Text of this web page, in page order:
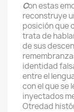
Con estas
reconstruye
posición que
trata de
de sus
identidad
entre el
con el que se
inyectados
Otredad